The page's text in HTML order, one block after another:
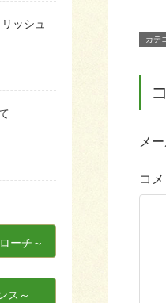
カテ
メ
コ
ッシュ
ーチ～
ス～